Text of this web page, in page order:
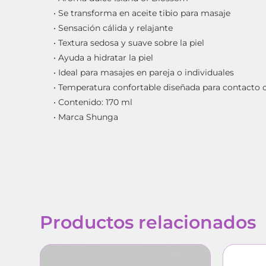
• Se transforma en aceite tibio para masaje
• Sensación cálida y relajante
• Textura sedosa y suave sobre la piel
• Ayuda a hidratar la piel
• Ideal para masajes en pareja o individuales
• Temperatura confortable diseñada para contacto
• Contenido: 170 ml
• Marca Shunga
Productos relacionados